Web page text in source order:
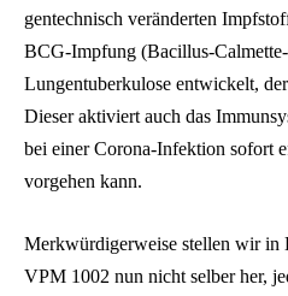
gentechnisch veränderten
BCG-Impfung (Bacillus-
Lungentuberkulose entwickelt,
Dieser aktiviert auch das
bei einer Corona-Infektion sofort
vorgehen kann.
Merkwürdigerweise stellen wir in
VPM 1002 nun nicht selber her,